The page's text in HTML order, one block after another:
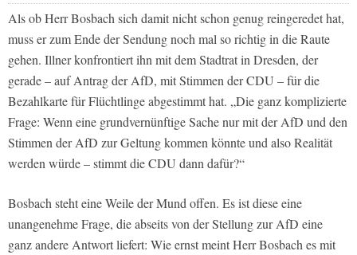
Als ob Herr Bosbach sich damit nicht schon genug reingeredet hat,
muss er zum Ende der Sendung noch mal so richtig in die Raute
gehen. Illner konfrontiert ihn mit dem Stadtrat in Dresden, der
gerade – auf Antrag der AfD, mit Stimmen der CDU – für die
Bezahlkarte für Flüchtlinge abgestimmt hat. „Die ganz komplizierte
Frage: Wenn eine grundvernünftige Sache nur mit der AfD und den
Stimmen der AfD zur Geltung kommen könnte und also Realität
werden würde – stimmt die CDU dann dafür?“
Bosbach steht eine Weile der Mund offen. Es ist diese eine
unangenehme Frage, die abseits von der Stellung zur AfD eine
ganz andere Antwort liefert: Wie ernst meint Herr Bosbach es mit